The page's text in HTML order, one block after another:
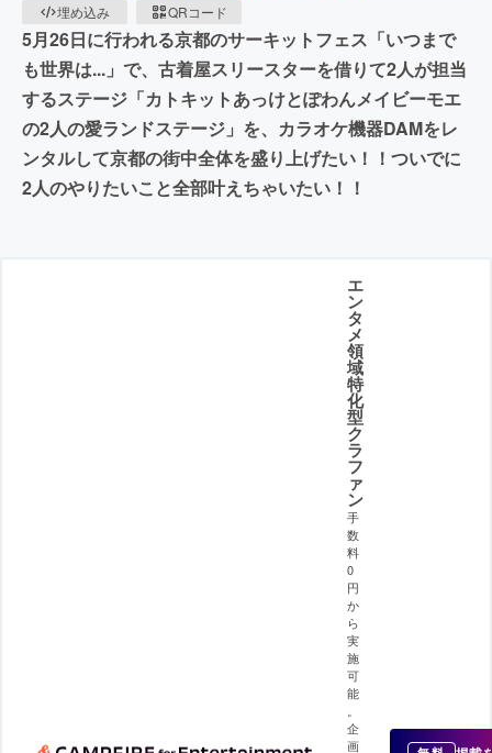
埋め込み
QRコード
5月26日に行われる京都のサーキットフェス「いつまで
も世界は...」で、古着屋スリースターを借りて2人が担当
するステージ「カトキットあっけとぽわんメイビーモエ
の2人の愛ランドステージ」を、カラオケ機器DAMをレ
ンタルして京都の街中全体を盛り上げたい！！ついでに
2人のやりたいこと全部叶えちゃいたい！！
エ
ン
タ
メ
領
域
特
化
型
ク
ラ
フ
ァ
ン
手
数
料
0
円
か
ら
実
施
可
能
企
画